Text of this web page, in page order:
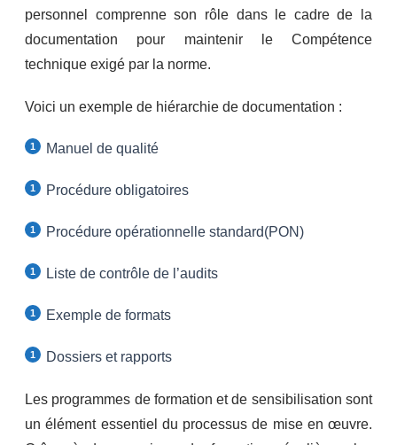
personnel comprenne son rôle dans le cadre de la
documentation pour maintenir le Compétence
technique exigé par la norme.
Voici un exemple de hiérarchie de documentation :
Manuel de qualité
Procédure obligatoires
Procédure opérationnelle standard(PON)
Liste de contrôle de l’audits
Exemple de formats
Dossiers et rapports
Les programmes de formation et de sensibilisation sont
un élément essentiel du processus de mise en œuvre.